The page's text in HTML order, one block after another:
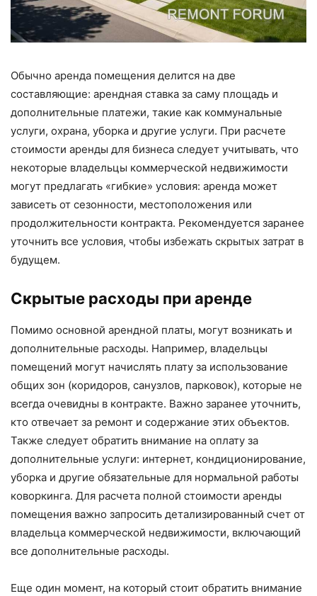
Обычно аренда помещения делится на две
составляющие: арендная ставка за саму площадь и
дополнительные платежи, такие как коммунальные
услуги, охрана, уборка и другие услуги. При расчете
стоимости аренды для бизнеса следует учитывать, что
некоторые владельцы коммерческой недвижимости
могут предлагать «гибкие» условия: аренда может
зависеть от сезонности, местоположения или
продолжительности контракта. Рекомендуется заранее
уточнить все условия, чтобы избежать скрытых затрат в
будущем.
Скрытые расходы при аренде
Помимо основной арендной платы, могут возникать и
дополнительные расходы. Например, владельцы
помещений могут начислять плату за использование
общих зон (коридоров, санузлов, парковок), которые не
всегда очевидны в контракте. Важно заранее уточнить,
кто отвечает за ремонт и содержание этих объектов.
Также следует обратить внимание на оплату за
дополнительные услуги: интернет, кондиционирование,
уборка и другие обязательные для нормальной работы
коворкинга. Для расчета полной стоимости аренды
помещения важно запросить детализированный счет от
владельца коммерческой недвижимости, включающий
все дополнительные расходы.
Еще один момент, на который стоит обратить внимание